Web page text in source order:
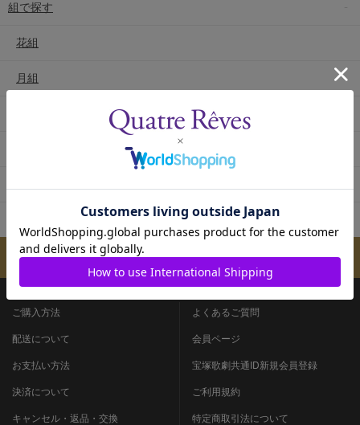
組で探す
花組
月組
メールマガジンのご案内
ご購入方法
配送について
お支払い方法
決済について
キャンセル・返品・交換
よくあるご質問
会員ページ
宝塚歌劇共通ID新規会員登録
ご利用規約
特定商取引法について